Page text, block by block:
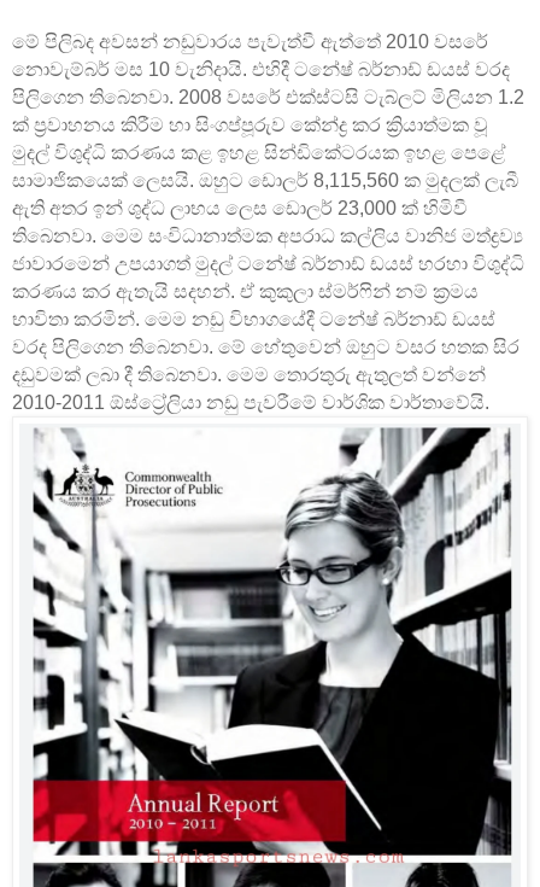
මේ පිලිබද අවසන් නඩුවාරය පැවැත්වී ඇත්තේ 2010 වසරේ
නොවැම්බර් මස 10 වැනිදායි. එහිදී ටනේෂ් බර්නාඩ් ඩයස් වරද
පිලිගෙන තිබෙනවා. 2008 වසරේ එක්ස්ටසි ටැබ්ලට් මිලියන 1.2
ක් ප්‍රවාහනය කිරීම හා සිංගප්පූරුව කේන්ද්‍ර කර ක්‍රියාත්මක වූ
මුදල් විශුද්ධි කරණය කළ ඉහළ සින්ඩිකේටරයක ඉහළ පෙළේ
සාමාජිකයෙක් ලෙසයි. ඔහුට ඩොලර් 8,115,560 ක මුදලක් ලැබී
ඇති අතර ඉන් ශුද්ධ ලාභය ලෙස ඩොලර් 23,000 ක් හිමිවී
තිබෙනවා. මෙම සංවිධානාත්මක අපරාධ කල්ලිය වානිජ මත්ද්‍රව්‍ය
ජාවාරමෙන් උපයාගත් මුදල් ටනේෂ් බර්නාඩ් ඩයස් හරහා විශුද්ධි
කරණය කර ඇතැයි සදහන්. ඒ කුකුලා ස්මර්ෆින් නම් ක්‍රමය
භාවිතා කරමින්. මෙම නඩු විභාගයේදී ටනේෂ් බර්නාඩ් ඩයස්
වරද පිලිගෙන තිබෙනවා. මේ හේතුවෙන් ඔහුට වසර හතක සිර
දඩුවමක් ලබා දී තිබෙනවා. මෙම තොරතුරු ඇතුලත් වන්නේ
2010-2011 ඕස්ට්‍රේලියා නඩු පැවරීමේ වාර්ශික වාර්තාවේයි.